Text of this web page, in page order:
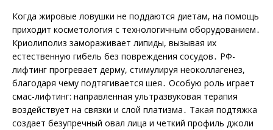
Когда жировые ловушки не поддаются диетам, на помощь
приходит косметология с технологичным оборудованием․
Криолиполиз замораживает липиды, вызывая их
естественную гибель без повреждения сосудов․ РФ-
лифтинг прогревает дерму, стимулируя неоколлагенез,
благодаря чему подтягивается шея․ Особую роль играет
смас-лифтинг: направленная ультразвуковая терапия
воздействует на связки и слой платизма․ Такая подтяжка
создает безупречный овал лица и четкий профиль джоли